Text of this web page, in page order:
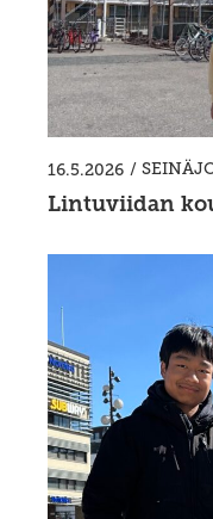
16.5.2026 /
Lintuviidan